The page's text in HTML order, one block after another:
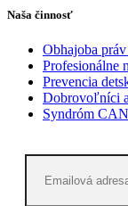
Naša činnosť
Obhajoba
Profesionálne
Prevencia
Dobrovoľníci
Syndróm CAN